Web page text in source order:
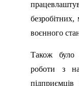
безробітних,
воєнного
Також було
роботи з